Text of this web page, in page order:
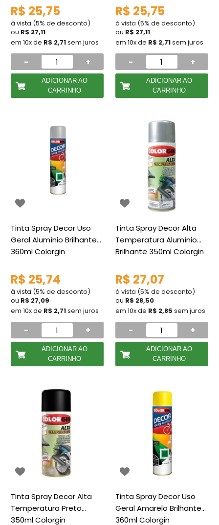
R$ 25,75
à vista (5% de desconto)
ou R$ 27,11
em 10x de R$ 2,71sem juros
- +
ADICIONAR AO
CARRINHO
R$ 25,75
à vista (5% de desconto)
ou R$ 27,11
em 10x de R$ 2,71sem juros
- +
ADICIONAR AO
CARRINHO
Tinta Spray Decor Uso
Geral Alumínio Brilhante
360ml Colorgin
R$ 25,74
à vista (5% de desconto)
ou R$ 27,09
em 10x de R$ 2,71sem juros
- +
ADICIONAR AO
CARRINHO
Tinta Spray Decor Alta
Temperatura Alumínio
Brilhante 350ml Colorgin
R$ 27,07
à vista (5% de desconto)
ou R$ 28,50
em 10x de R$ 2,85 sem juros
- +
ADICIONAR AO
CARRINHO
Tinta Spray Decor Alta
Temperatura Preto
350ml Colorgin
Tinta Spray Decor Uso
Geral Amarelo Brilhante
360ml Colorgin